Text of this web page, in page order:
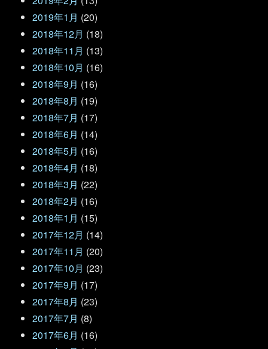
2019年1月 (20)
2018年12月 (18)
2018年11月 (13)
2018年10月 (16)
2018年9月 (16)
2018年8月 (19)
2018年7月 (17)
2018年6月 (14)
2018年5月 (16)
2018年4月 (18)
2018年3月 (22)
2018年2月 (16)
2018年1月 (15)
2017年12月 (14)
2017年11月 (20)
2017年10月 (23)
2017年9月 (17)
2017年8月 (23)
2017年7月 (8)
2017年6月 (16)